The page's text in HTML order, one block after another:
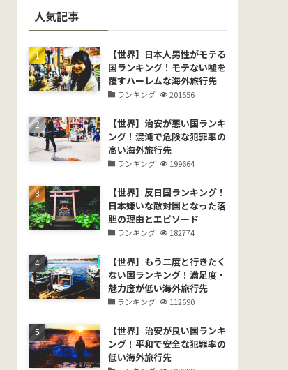
人気記事
【世界】日本人男性がモテる
国ランキング！モテない嘘を
覆すハーレムな海外旅行先
ランキング 201556
【世界】治安が悪い国ランキ
ング！混沌で危険な犯罪率の
高い海外旅行先
ランキング 199664
【世界】反日国ランキング！
日本嫌いな敵対国となった落
胆の理由とエピソード
ランキング 182774
【世界】もう二度と行きたく
ない国ランキング！満足度・
魅力度が低い海外旅行先
ランキング 112690
【世界】治安が良い国ランキ
ング！平和で安全な犯罪率の
低い海外旅行先